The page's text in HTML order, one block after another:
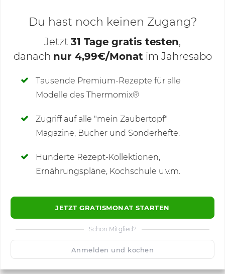
Deine Notizen
Du hast noch keinen Zugang?
Jetzt 31 Tage gratis testen,
danach nur 4,99€/Monat im Jahresabo
Tausende Premium-Rezepte für alle
Modelle des Thermomix®
Zugriff auf alle "mein Zaubertopf"
Magazine, Bücher und Sonderhefte.
Hunderte Rezept-Kollektionen,
Ernährungspläne, Kochschule u.v.m.
JETZT GRATISMONAT STARTEN
Schon Mitglied?
Anmelden und kochen
Kommentare(28)
🙂 Speichern